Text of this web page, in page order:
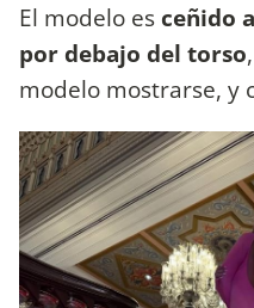
El modelo es ceñido
por debajo del torso
modelo mostrarse, y